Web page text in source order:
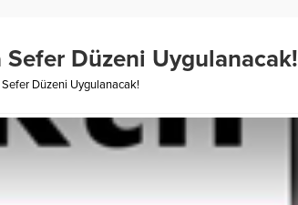
Sefer Düzeni Uygulanacak!
Düzeni Uygulanacak!